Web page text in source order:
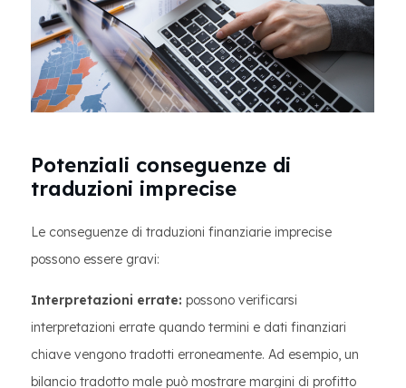
Potenziali conseguenze di
traduzioni imprecise
Le conseguenze di traduzioni finanziarie imprecise
possono essere gravi:
Interpretazioni errate: possono verificarsi
interpretazioni errate quando termini e dati finanziari
chiave vengono tradotti erroneamente. Ad esempio, un
bilancio tradotto male può mostrare margini di profitto